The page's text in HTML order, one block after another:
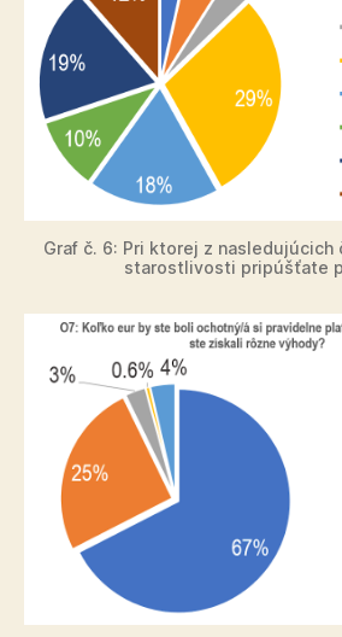
Graf č. 6: Pri ktorej z
starostlivosti pripúšťate